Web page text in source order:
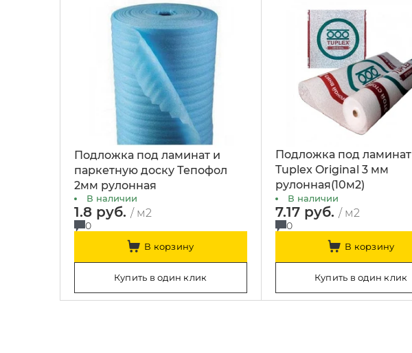
Подложка под ламинат и
паркетную доску Тепофол
2мм рулонная
В наличии
1.8 руб./ м2
0
В корзину
Купить в один клик
Подложка под ламинат
Tuplex Original 3 мм
рулонная(10м2)
В наличии
7.17 руб. / м2
0
В корзину
Купить в один клик